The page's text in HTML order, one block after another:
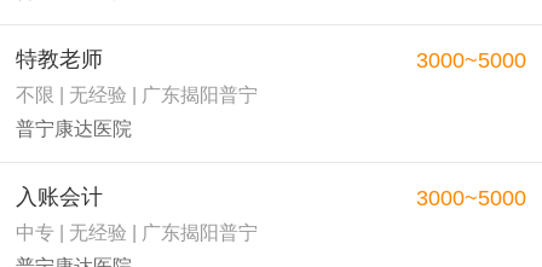
特教老师
不限 | 无经验 | 广东揭阳普宁
普宁康达医院
3000~5000
入账会计
中专 | 无经验 | 广东揭阳普宁
3000~5000